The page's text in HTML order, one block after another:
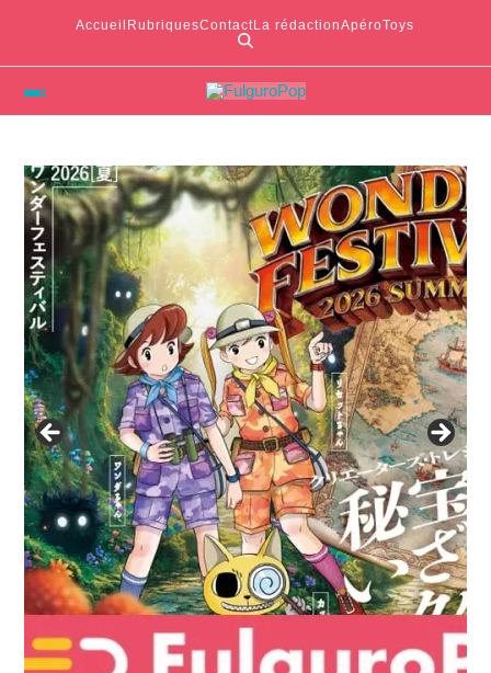
Accueil RubriquesContactLa rédactionApéroToys